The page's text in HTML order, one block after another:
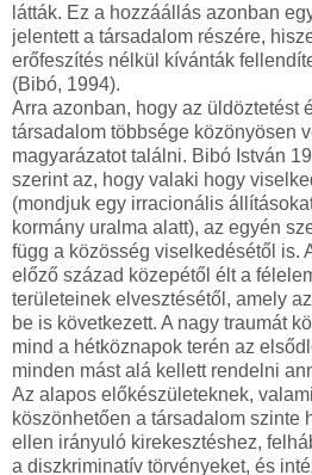
látták. Ez a hozzáállás azonban
jelentett a társadalom részére,
erőfeszítés nélkül kívánták
(Bibó, 1994).
Arra azonban, hogy az üldöztetést
társadalom többsége közönyösen
magyarázatot találni. Bibó István
szerint az, hogy valaki hogy
(mondjuk egy irracionális
kormány uralma alatt), az egyén
függ a közösség viselkedésétől is.
előző század közepétől élt a
területeinek elvesztésétől, amely
be is következett. A nagy traumát
mind a hétköznapok terén az
minden mást alá kellett rendelni
Az alapos előkészületeknek,
köszönhetően a társadalom szinte
ellen irányuló kirekesztéshez,
a diszkriminatív törvényeket, és